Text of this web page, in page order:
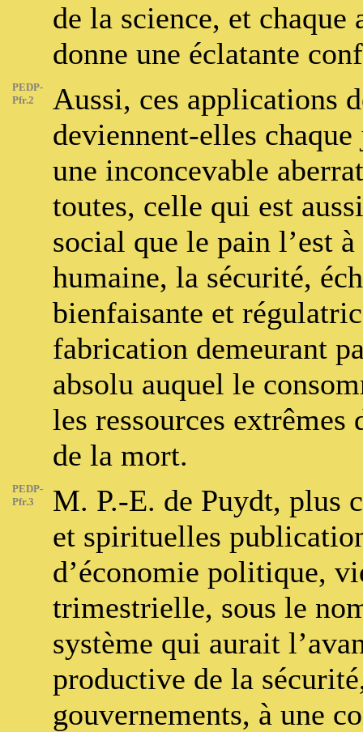
de la science, et
donne une éclatante
PEDP-
Pfr.2
Aussi, ces applications
deviennent-elles
une inconcevable
toutes, celle qui est
social que le pain l’est
humaine, la sécurité,
bienfaisante et
fabrication demeurant
absolu auquel le
les ressources
de la mort.
PEDP-
Pfr.3
M. P.-E. de Puydt, plus
et spirituelles
d’économie politique,
trimestrielle, sous le
système qui aurait
productive de la
gouvernements, à une